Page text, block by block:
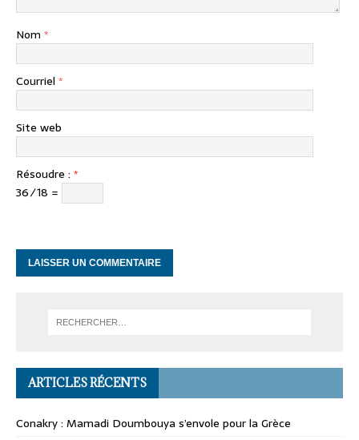
Nom *
Courriel *
Site web
Résoudre : *
36 ⁄ 18 =
ARTICLES RÉCENTS
Conakry : Mamadi Doumbouya s’envole pour la Grèce